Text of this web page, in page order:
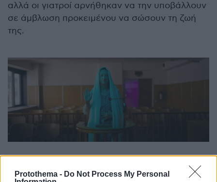
Protothema - Do Not Process My Personal
αλλά οι γιατροί αρνήθηκαν να την υποβάλλουν
σε άμβλωση προκειμένου να σώσουν τη ζωή
της.